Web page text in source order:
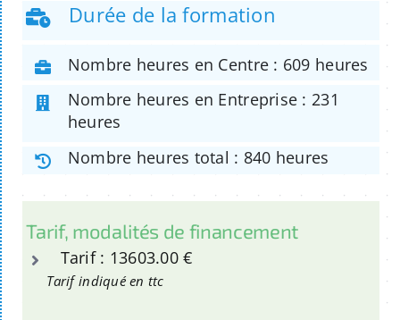
Durée de la formation
Nombre heures en Centre : 609 heures
Nombre heures en Entreprise : 231
heures
Nombre heures total : 840 heures
Tarif, modalités de financement
Tarif : 13603.00 €
Tarif indiqué en ttc